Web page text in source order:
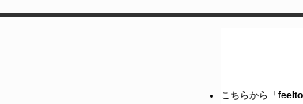
こちらから「